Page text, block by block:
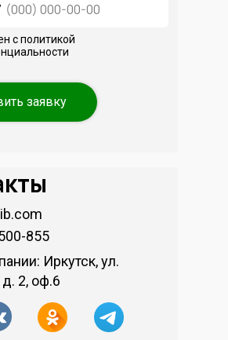
855
Иркутск, ул.
2, оф.6
с политикой
заявку